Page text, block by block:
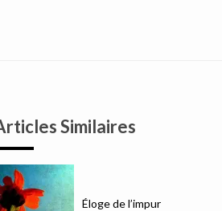
Similaires
Éloge de l’impur